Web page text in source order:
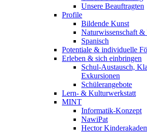
Unsere Beauftragten
Profile
Bildende Kunst
Naturwissenschaft &
Spanisch
Potentiale & individuelle
Erleben & sich einbringen
Schul-Austausch,
Exkursionen
Schülerangebote
Lern- & Kulturwerkstatt
MINT
Informatik-Konzept
NawiPat
Hector